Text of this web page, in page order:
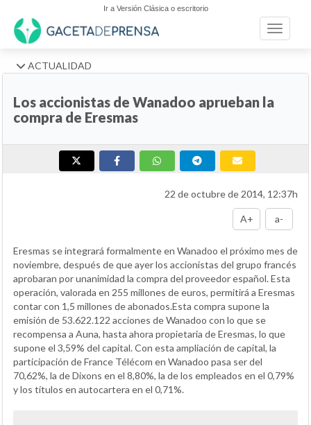
Ir a Versión Clásica o escritorio
Toggle
ACTUALIDAD
Los accionistas de Wanadoo aprueban la
compra de Eresmas
22 de octubre de 2014, 12:37h
A+ a-
Eresmas se integrará formalmente en Wanadoo el próximo mes de
noviembre, después de que ayer los accionistas del grupo francés
aprobaran por unanimidad la compra del proveedor español. Esta
operación, valorada en 255 millones de euros, permitirá a Eresmas
contar con 1,5 millones de abonados.Esta compra supone la
emisión de 53.622.122 acciones de Wanadoo con lo que se
recompensa a Auna, hasta ahora propietaria de Eresmas, lo que
supone el 3,59% del capital. Con esta ampliación de capital, la
participación de France Télécom en Wanadoo pasa ser del
70,62%, la de Dixons en el 8,80%, la de los empleados en el 0,79%
y los títulos en autocartera en el 0,71%.